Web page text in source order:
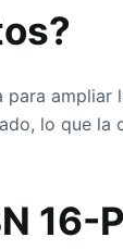
lo que
16-